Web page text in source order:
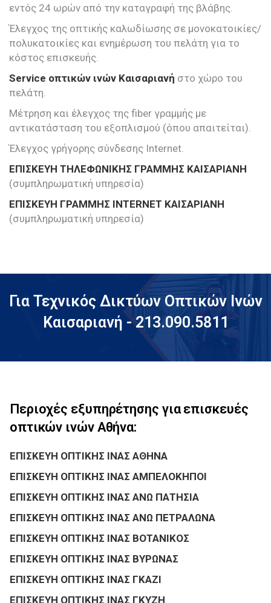
εντός 24 ωρών από την καταγραφή της βλάβης.
Έλεγχος της οπτικής καλωδίωσης σε μονοκατοικίες/
πολυκατοικίες και ενημέρωση του πελάτη για το
κόστος επισκευής.
Service οπτικών ινών Καισαριανή στο χώρο του
πελάτη.
Μέτρηση και έλεγχος της fiber γραμμής με
αντικατάσταση του εξοπλισμού (όπου απαιτείται).
Έλεγχος γρήγορης σύνδεσης Internet.
ΕΠΙΣΚΕΥΗ ΤΗΛΕΦΩΝΙΚΗΣ ΓΡΑΜΜΗΣ ΚΑΙΣΑΡΙΑΝΗ
(συμπληρωματική υπηρεσία)
ΕΠΙΣΚΕΥΗ ΓΡΑΜΜΗΣ INTERNET ΚΑΙΣΑΡΙΑΝΗ
(συμπληρωματική υπηρεσία)
Για Τεχνικός Δικτύων Οπτικών Ινών
Καισαριανή - 213.090.5811
Περιοχές εξυπηρέτησης για επισκευές
οπτικών ινών Αθήνα:
ΕΠΙΣΚΕΥΗ ΟΠΤΙΚΗΣ ΙΝΑΣ ΑΘΗΝΑ
ΕΠΙΣΚΕΥΗ ΟΠΤΙΚΗΣ ΙΝΑΣ ΑΜΠΕΛΟΚΗΠΟΙ
ΕΠΙΣΚΕΥΗ ΟΠΤΙΚΗΣ ΙΝΑΣ ΑΝΩ ΠΑΤΗΣΙΑ
ΕΠΙΣΚΕΥΗ ΟΠΤΙΚΗΣ ΙΝΑΣ ΑΝΩ ΠΕΤΡΑΛΩΝΑ
ΕΠΙΣΚΕΥΗ ΟΠΤΙΚΗΣ ΙΝΑΣ ΒΟΤΑΝΙΚΟΣ
ΕΠΙΣΚΕΥΗ ΟΠΤΙΚΗΣ ΙΝΑΣ ΒΥΡΩΝΑΣ
ΕΠΙΣΚΕΥΗ ΟΠΤΙΚΗΣ ΙΝΑΣ ΓΚΑΖΙ
ΕΠΙΣΚΕΥΗ ΟΠΤΙΚΗΣ ΙΝΑΣ ΓΚΥΖΗ